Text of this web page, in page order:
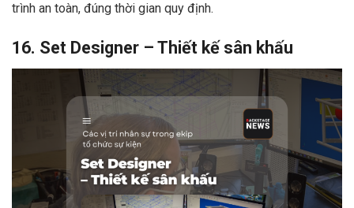
trình an toàn, đúng thời gian quy định.
16. Set Designer – Thiết kế sân khấu